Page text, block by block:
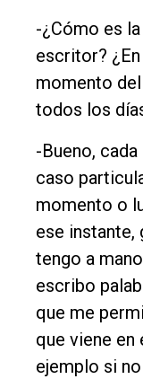
-¿Cómo es
escritor?
momento
todos los
-Bueno,
caso
momento o
ese instante,
tengo a
escribo
que me
que viene en
ejemplo si